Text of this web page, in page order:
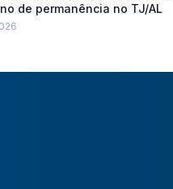
de permanência no TJ/AL